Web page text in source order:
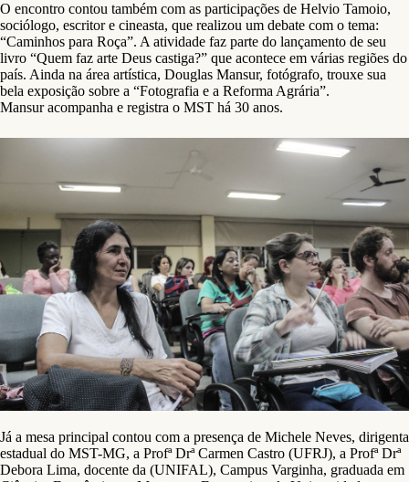
O encontro contou também com as participações de Helvio Tamoio,
sociólogo, escritor e cineasta, que realizou um debate com o tema:
“Caminhos para Roça”. A atividade faz parte do lançamento de seu
livro “Quem faz arte Deus castiga?” que acontece em várias regiões do
país. Ainda na área artística, Douglas Mansur, fotógrafo, trouxe sua
bela exposição sobre a “Fotografia e a Reforma Agrária”.
Mansur acompanha e registra o MST há 30 anos.
Já a mesa principal contou com a presença de Michele Neves, dirigenta
estadual do MST-MG, a Profª Drª Carmen Castro (UFRJ), a Profª Drª
Debora Lima, docente da (UNIFAL), Campus Varginha, graduada em